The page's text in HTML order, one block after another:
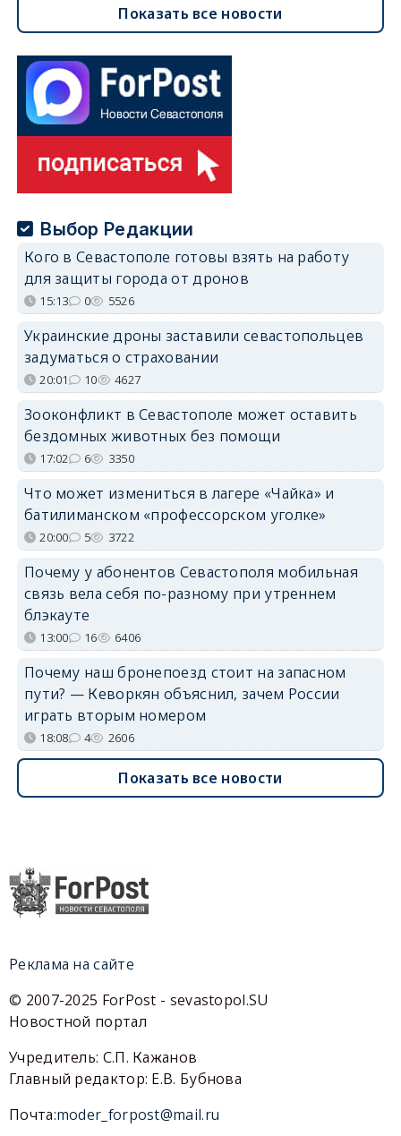
Показать все новости
Выбор Редакции
Кого в Севастополе готовы взять на работу
для защиты города от дронов
15:13 0 5526
Украинские дроны заставили севастопольцев
задуматься о страховании
20:01 10 4627
Зооконфликт в Севастополе может оставить
бездомных животных без помощи
17:02 6 3350
Что может измениться в лагере «Чайка» и
батилиманском «профессорском уголке»
20:00 5 3722
Почему у абонентов Севастополя мобильная
связь вела себя по-разному при утреннем
блэкауте
13:00 16 6406
Почему наш бронепоезд стоит на запасном
пути? — Кеворкян объяснил, зачем России
играть вторым номером
18:08 4 2606
Показать все новости
Реклама на сайте
© 2007-2025 ForPost - sevastopol.SU
Новостной портал
Учредитель: С.П. Кажанов
Главный редактор: Е.В. Бубнова
Почта:moder_forpost@mail.ru